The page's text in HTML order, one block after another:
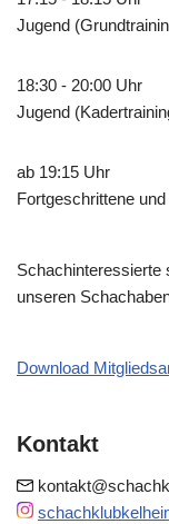
Jugend
18:30 - 20:00 Uhr
Jugend
ab 19:15 Uhr
Fortgeschrittene
Schachinteressierte
unseren
Download
Kontakt